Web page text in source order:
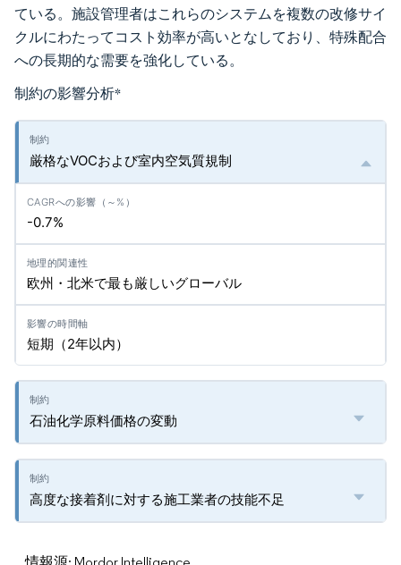
ている。施設管理者はこれらのシステムを複数の改修サイ
クルにわたってコスト効率が高いとなしており、特殊配合
への長期的な需要を強化している。
制約の影響分析*
厳格なVOCおよび室内空気質規制
-0.7%
欧州・北米で最も厳しいグローバル
短期（2年以内）
石油化学原料価格の変動
高度な接着剤に対する施工業者の技能不足